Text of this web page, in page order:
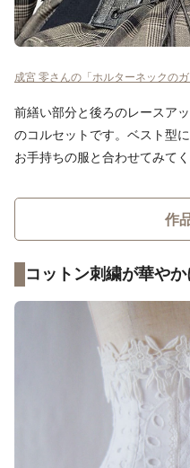
成宮 零さんの「ホルターネックのガ
前繕い部分と後ろのレースア
のコルセットです。ベスト型
お手持ちの服と合わせてみてく
作
コットン刺繍が華やか